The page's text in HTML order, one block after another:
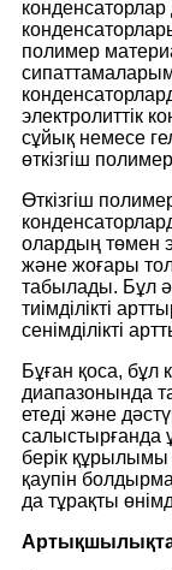
конденсаторлар
полимер
электролиттік
сұйық немесе
өткізгіш
Өткізгіш
олардың төмен
және жоғары
табылады. Бұл
тиімділікті
сенімділікті
Бұған қоса, бұл
диапазонында
етеді және
салыстырғанда
берік құрылымы
қаупін
да тұрақты